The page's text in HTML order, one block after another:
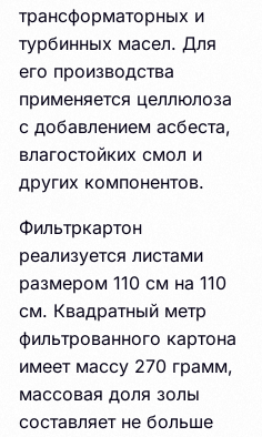
трансформаторных и
турбинных масел. Для
его производства
применяется целлюлоза
с добавлением асбеста,
влагостойких смол и
других компонентов.
Фильтркартон
реализуется листами
размером 110 см на 110
см. Квадратный метр
фильтрованного картона
имеет массу 270 грамм,
массовая доля золы
составляет не больше